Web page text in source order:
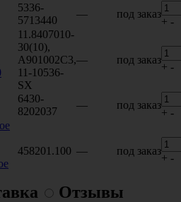
5336-
5713440
— под заказ
+ -
11.8407010-
30(10),
A901002C3,
11-10536-
SX
— под заказ
+ -
6430-
8202037
— под заказ
+ -
458201.100 — под заказ
+ -
Отзывы